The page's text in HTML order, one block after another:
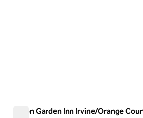
Hilton Garden Inn Irvine/Orange